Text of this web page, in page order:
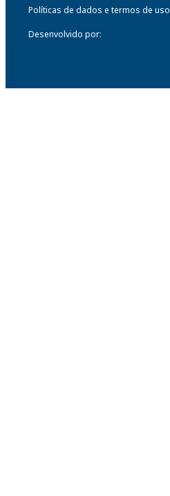
Políticas de dados e termos de uso
Desenvolvido por: